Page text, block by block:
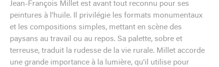
Jean-François Millet est avant tout reconnu pour ses
peintures à l'huile. Il privilégie les formats monumentaux
et les compositions simples, mettant en scène des
paysans au travail ou au repos. Sa palette, sobre et
terreuse, traduit la rudesse de la vie rurale. Millet accorde
une grande importance à la lumière, qu'il utilise pour